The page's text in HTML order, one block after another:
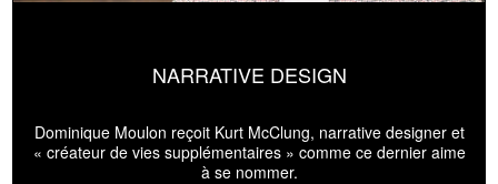
NARRATIVE DESIGN
Dominique Moulon reçoit Kurt McClung, narrative designer et
« créateur de vies supplémentaires » comme ce dernier aime
à se nommer.